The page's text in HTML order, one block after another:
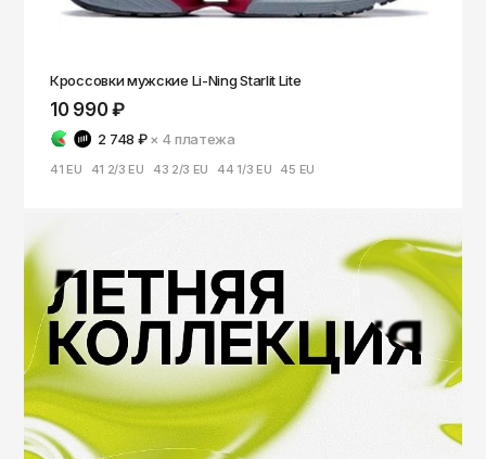
Кроссовки мужские Li-Ning Starlit Lite
10 990 ₽
2 748 ₽ × 4платежа
41 EU 41 2/3 EU 43 2/3 EU 44 1/3 EU 45 EU